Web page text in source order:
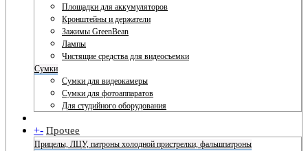
Площадки для аккумуляторов
Кронштейны и держатели
Зажимы GreenBean
Лампы
Чистящие средства для видеосъемки
Сумки
Сумки для видеокамеры
Сумки для фотоаппаратов
Для студийного оборудования
+- Прочее
Прицелы, ЛЦУ, патроны холодной пристрелки, фальшпатроны